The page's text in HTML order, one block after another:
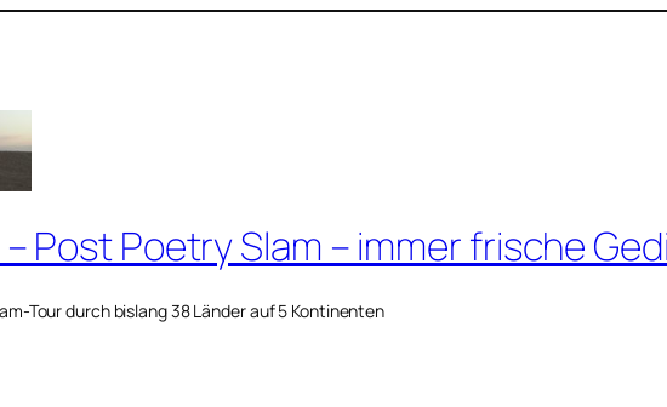
Post Poetry Slam – immer frische
Tour durch bislang 38 Länder auf 5 Kontinenten